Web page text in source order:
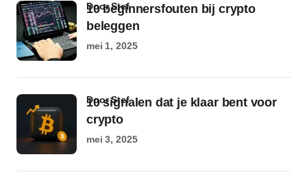
10 beginnersfouten bij crypto
beleggen
door Stef
mei 1, 2025
10 signalen dat je klaar bent voor
crypto
door Stef
mei 3, 2025